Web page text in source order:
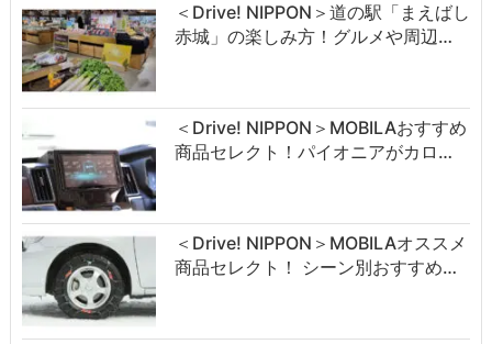
＜Drive! NIPPON＞道の駅「まえばし
赤城」の楽しみ方！グルメや周辺…
＜Drive! NIPPON＞MOBILAおすすめ
商品セレクト！パイオニアがカロ…
＜Drive! NIPPON＞MOBILAオススメ
商品セレクト！ シーン別おすすめ…